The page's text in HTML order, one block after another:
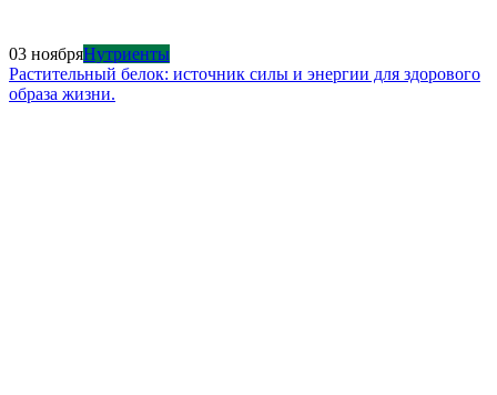
03 ноябряНутриенты
Растительный белок: источник силы и энергии для здорового
образа жизни.